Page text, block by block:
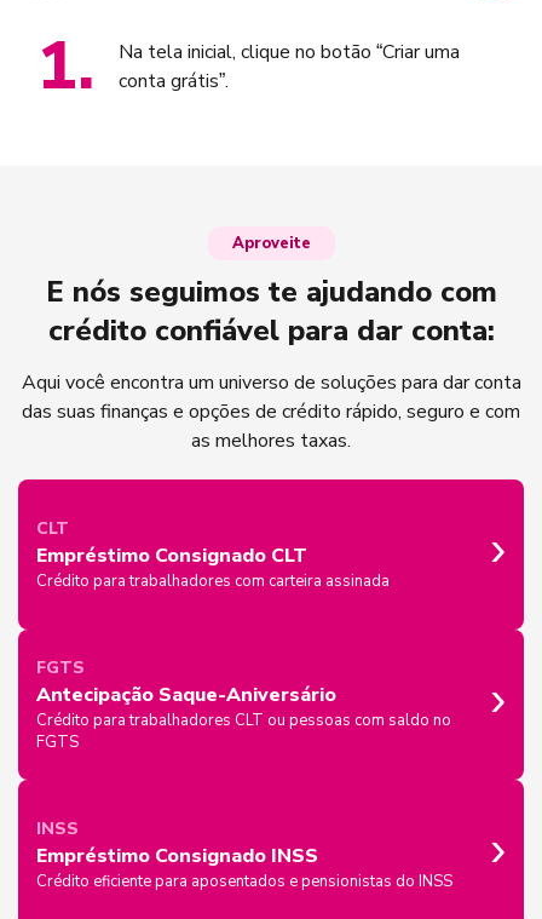
1.
Na tela inicial, clique no botão “Criar uma
conta grátis”.
Aproveite
E nós seguimos te ajudando com
crédito confiável para dar conta:
Aqui você encontra um universo de soluções para dar conta
das suas finanças e opções de crédito rápido, seguro e com
as melhores taxas.
CLT
Empréstimo Consignado CLT
Crédito para trabalhadores com carteira assinada ›
FGTS
Antecipação Saque-Aniversário
Crédito para trabalhadores CLT ou pessoas com saldo no
FGTS
›
INSS
Empréstimo Consignado INSS
Crédito eficiente para aposentados e pensionistas do INSS ›